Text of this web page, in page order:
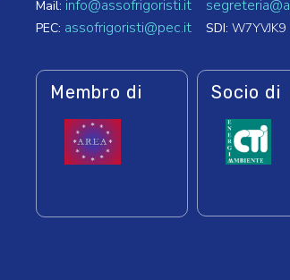
Mail: info@assofrigoristi.it
PEC: assofrigoristi@pec.it SDI: W7YVJK9
Membro di Socio di